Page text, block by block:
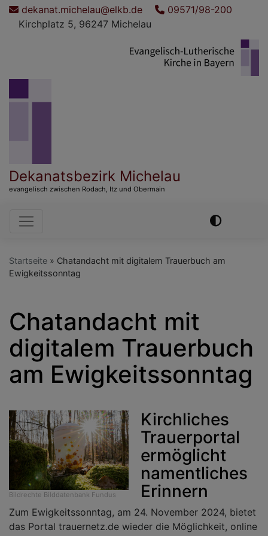
Direktdekanat.michelau@elkb.de
09571/98-200
Kirchplatz 5, 96247 Michelau
Dekanatsbezirk Michelau
evangelisch zwischen Rodach, Itz und Obermain
Hauptnavigation
Startseite
Chatandacht mit digitalem Trauerbuch am
Ewigkeitssonntag
Chatandacht mit
digitalem Trauerbuch
am Ewigkeitssonntag
Bildrechte Bilddatenbank Fundus
Kirchliches
Trauerportal
ermöglicht
namentliches
Erinnern
Zum Ewigkeitssonntag, am 24. November 2024, bietet
das Portal trauernetz.de wieder die Möglichkeit, online